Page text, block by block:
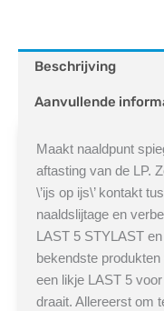
aantal
Beschrijving
Aanvullende
Maakt naaldpunt
aftasting van de LP.
\’ijs op ijs\’ kontakt
naaldslijtage en
LAST 5 STYLAST
bekendste
een likje LAST 5
draait. Allereerst om